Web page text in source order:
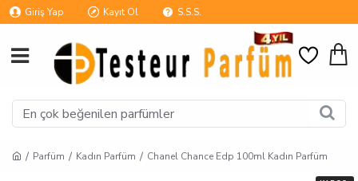
Giriş Yap Kayıt Ol S.S.S.
Parfüm Kadın Parfüm Chanel Chance Edp 100ml Kadın Parfüm